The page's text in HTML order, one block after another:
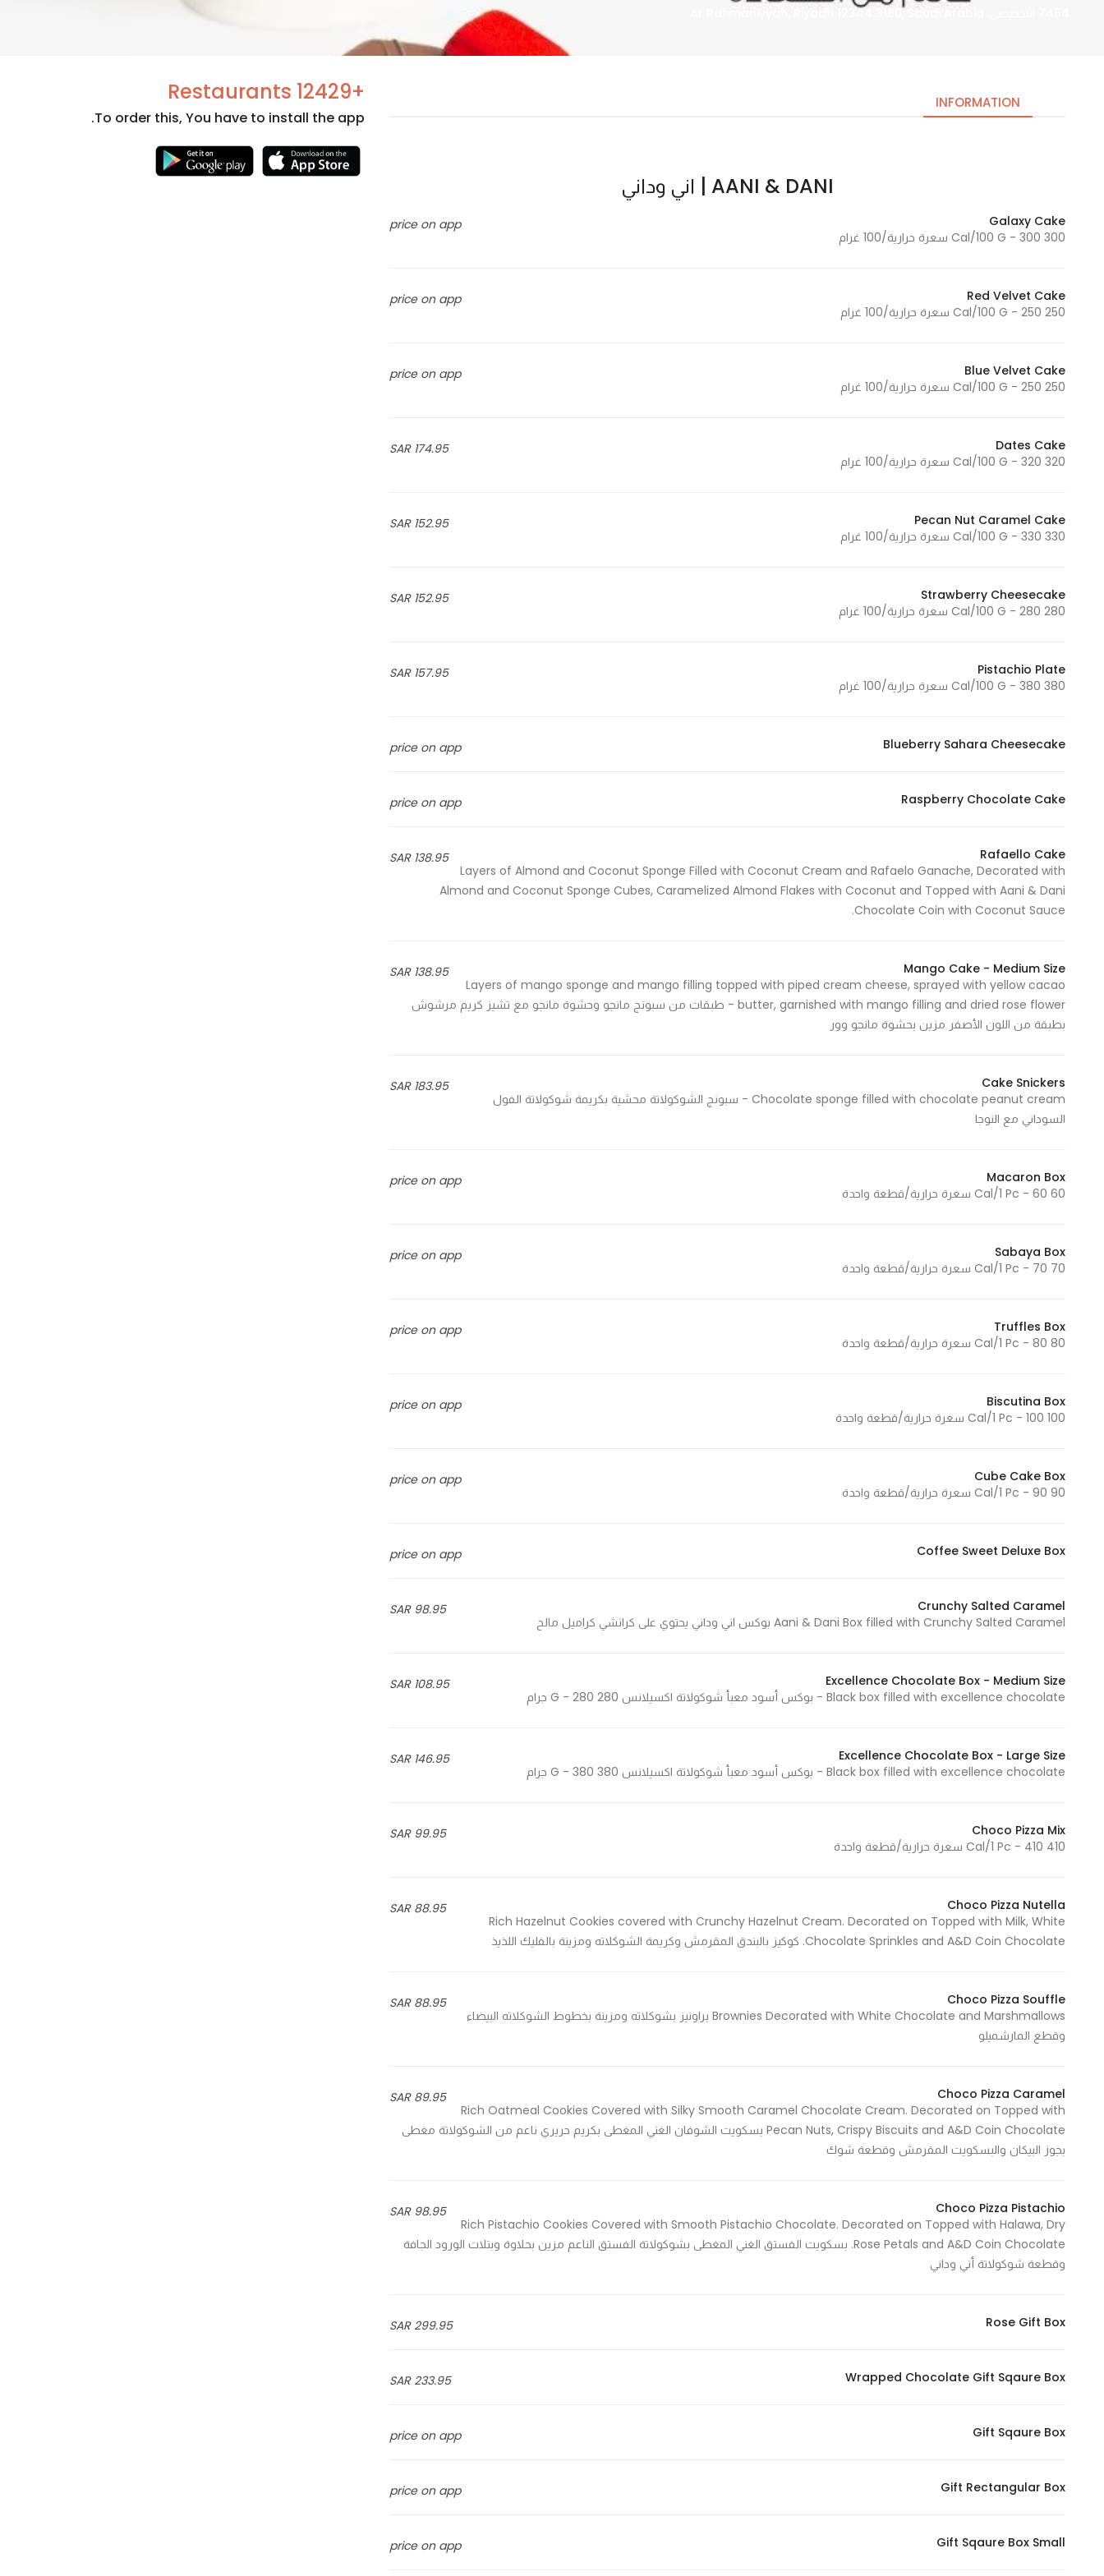
INFORMATION
AANI & DANI | اني وداني
price on app
Galaxy Cake
300 Cal/100 G - 300 سعرة حرارية/100 غرام
price on app
Red Velvet Cake
250 Cal/100 G - 250 سعرة حرارية/100 غرام
price on app
Blue Velvet Cake
250 Cal/100 G - 250 سعرة حرارية/100 غرام
174.95 SAR
Dates Cake
320 Cal/100 G - 320 سعرة حرارية/100 غرام
152.95 SAR
Pecan Nut Caramel Cake
330 Cal/100 G - 330 سعرة حرارية/100 غرام
152.95 SAR
Strawberry Cheesecake
280 Cal/100 G - 280 سعرة حرارية/100 غرام
157.95 SAR
Pistachio Plate
380 Cal/100 G - 380 سعرة حرارية/100 غرام
price on app Blueberry Sahara Cheesecake
price on app Raspberry Chocolate Cake
138.95 SAR
Rafaello Cake
Layers of Almond and Coconut Sponge Filled with Coconut Cream and Rafaelo Ganache, Decorated with
Almond and Coconut Sponge Cubes, Caramelized Almond Flakes with Coconut and Topped with Aani & Dani
Chocolate Coin with Coconut Sauce.
138.95 SAR
Mango Cake - Medium Size
Layers of mango sponge and mango filling topped with piped cream cheese, sprayed with yellow cacao
butter, garnished with mango filling and dried rose flower - طبقات من سبونج مانجو وحشوة مانجو مع تشيز كريم مرشوش
بطبقة من اللون الأصفر مزين بحشوة مانجو وور
183.95 SAR
Cake Snickers
Chocolate sponge filled with chocolate peanut cream - سبونج الشوكولاتة محشية بكريمة شوكولاتة الفول
السوداني مع النوجا
price on app
Macaron Box
60 Cal/1 Pc - 60 سعرة حرارية/قطعة واحدة
price on app
Sabaya Box
70 Cal/1 Pc - 70 سعرة حرارية/قطعة واحدة
price on app
Truffles Box
80 Cal/1 Pc - 80 سعرة حرارية/قطعة واحدة
price on app
Biscutina Box
100 Cal/1 Pc - 100 سعرة حرارية/قطعة واحدة
price on app
Cube Cake Box
90 Cal/1 Pc - 90 سعرة حرارية/قطعة واحدة
price on app Coffee Sweet Deluxe Box
98.95 SAR
Crunchy Salted Caramel
Aani & Dani Box filled with Crunchy Salted Caramel بوكس اني وداني يحتوي على كرانشي كراميل مالح
108.95 SAR
Excellence Chocolate Box - Medium Size
Black box filled with excellence chocolate - بوكس أسود معبأ شوكولاتة اكسيلانس 280 G - 280 جرام
146.95 SAR
Excellence Chocolate Box - Large Size
Black box filled with excellence chocolate - بوكس أسود معبأ شوكولاتة اكسيلانس 380 G - 380 جرام
99.95 SAR
Choco Pizza Mix
410 Cal/1 Pc - 410 سعرة حرارية/قطعة واحدة
88.95 SAR
Choco Pizza Nutella
Rich Hazelnut Cookies covered with Crunchy Hazelnut Cream. Decorated on Topped with Milk, White
Chocolate Sprinkles and A&D Coin Chocolate. كوكيز بالبندق المقرمش وكريمة الشوكلاته ومزينة بالفليك اللذيذ
88.95 SAR
Choco Pizza Souffle
Brownies Decorated with White Chocolate and Marshmallows براونيز بشوكلاته ومزينة بخطوط الشوكلاته البيضاء
وقطع المارشميلو
89.95 SAR
Choco Pizza Caramel
Rich Oatmeal Cookies Covered with Silky Smooth Caramel Chocolate Cream. Decorated on Topped with
Pecan Nuts, Crispy Biscuits and A&D Coin Chocolate بسكويت الشوفان الغني المغطى بكريم حريري ناعم من الشوكولاتة مغطى
بجوز البيكان والبسكويت المقرمش وقطعة شوك
98.95 SAR
Choco Pizza Pistachio
Rich Pistachio Cookies Covered with Smooth Pistachio Chocolate. Decorated on Topped with Halawa, Dry
Rose Petals and A&D Coin Chocolate. بسكويت الفستق الغني المغطى بشوكولاتة الفستق الناعم مزين بحلاوة وبتلات الورود الجافة
وقطعة شوكولاتة أني وداني
299.95 SAR Rose Gift Box
233.95 SAR Wrapped Chocolate Gift Sqaure Box
price on app Gift Sqaure Box
price on app Gift Rectangular Box
price on app Gift Sqaure Box Small
+12429 Restaurants
To order this, You have to install the app.
cookies
are not
needed
function.
In order for
us to
website's
structure,
based on
used.
In order for
to perform
during your
visit. If you
refuse
these
will
disappear
Marketing
interests and
increase the
personalized
content and